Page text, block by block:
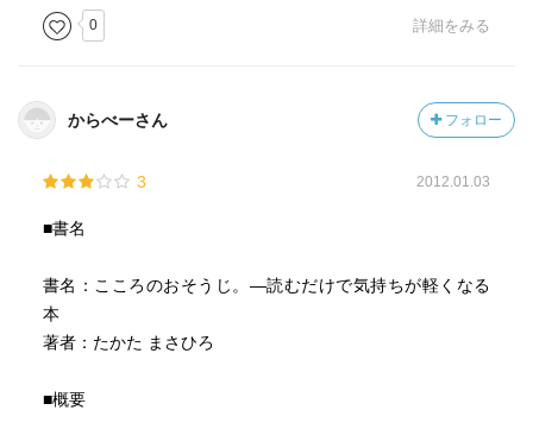
0 詳細をみる
からべーさん フォロー
3 2012.01.03
■書名
書名：こころのおそうじ。―読むだけで気持ちが軽くなる
本
著者：たかた まさひろ
■概要